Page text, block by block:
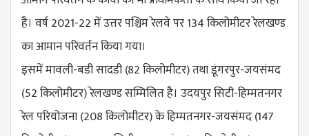
है। वर्ष 2021-22 में उत्तर पश्चिम रेलवे पर 134 किलोमीटर रेलखण्ड
का आमान परिवर्तन किया गया।
इसमें मावली-बडी सादडी (82 किलोमीटर) तथा डूंगरपुर-जयसंमद
(52 किलोमीटर) रेलखण्ड सम्मिलित है। उदयपुर सिटी-हिम्मतनगर
रेल परियोजना (208 किलोमीटर) के हिम्मतनगर-जयसंमद (147